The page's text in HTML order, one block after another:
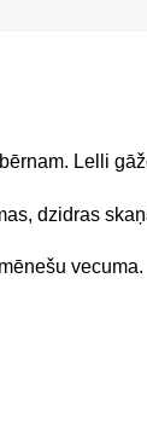
Lelli
dzidras
vecuma.